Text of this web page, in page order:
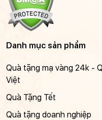
Danh mục sản phẩm
Quà tặng mạ vàng 24k -
Việt
Quà Tặng Tết
Quà tặng doanh nghiệp